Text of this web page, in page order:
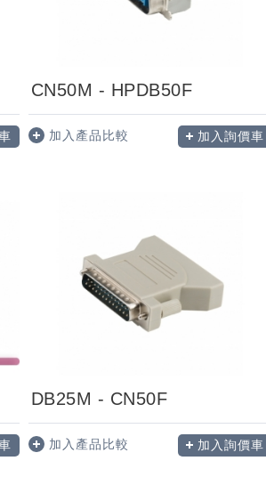
CN50M - HPDB50F
加入產品比較 加入詢價車
DB25M - CN50F
加入產品比較 加入詢價車